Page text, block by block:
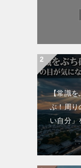
【常識を
ぶ！周り
い自分」